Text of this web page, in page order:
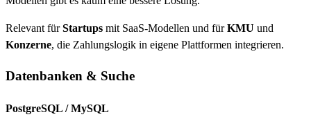
Relevant fürStartups mit SaaS-Modellen und fürKMU und
Konzerne, die Zahlungslogik in eigene Plattformen integrieren.
Datenbanken & Suche
PostgreSQL / MySQL